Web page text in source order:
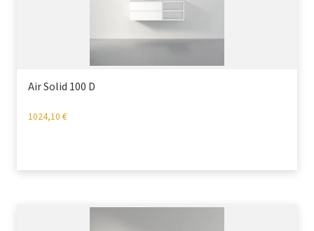
Air Solid 100 D
1024,10 €